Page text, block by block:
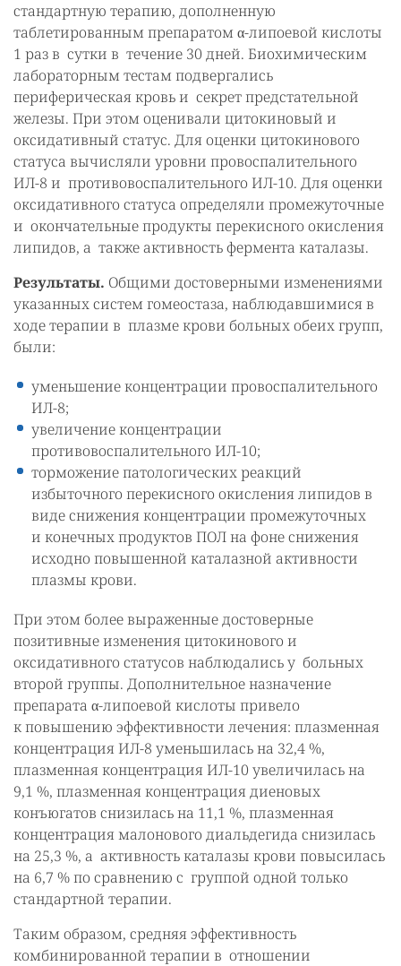
стандартную терапию, дополненную
таблетированным препаратом α-липоевой кислоты
1 раз в сутки в течение 30 дней. Биохимическим
лабораторным тестам подвергались
периферическая кровь и секрет предстательной
железы. При этом оценивали цитокиновый и
оксидативный статус. Для оценки цитокинового
статуса вычисляли уровни провоспалительного
ИЛ-8 и противовоспалительного ИЛ-10. Для оценки
оксидативного статуса определяли промежуточные
и окончательные продукты перекисного окисления
липидов, а также активность фермента каталазы.
Результаты. Общими достоверными изменениями
указанных систем гомеостаза, наблюдавшимися в
ходе терапии в плазме крови больных обеих групп,
были:
уменьшение концентрации провоспалительного
ИЛ-8;
увеличение концентрации
противовоспалительного ИЛ-10;
торможение патологических реакций
избыточного перекисного окисления липидов в
виде снижения концентрации промежуточных
и конечных продуктов ПОЛ на фоне снижения
исходно повышенной каталазной активности
плазмы крови.
При этом более выраженные достоверные
позитивные изменения цитокинового и
оксидативного статусов наблюдались у больных
второй группы. Дополнительное назначение
препарата α-липоевой кислоты привело
к повышению эффективности лечения: плазменная
концентрация ИЛ-8 уменьшилась на 32,4 %,
плазменная концентрация ИЛ-10 увеличилась на
9,1 %, плазменная концентрация диеновых
конъюгатов снизилась на 11,1 %, плазменная
концентрация малонового диальдегида снизилась
на 25,3 %, а активность каталазы крови повысилась
на 6,7 % по сравнению с группой одной только
стандартной терапии.
Таким образом, средняя эффективность
комбинированной терапии в отношении